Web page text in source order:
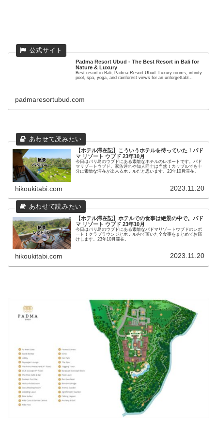
Padma Resort Ubud - The Best Resort in Bali for
Nature & Luxury
Best resort in Bali, Padma Resort Ubud. Luxury rooms, infinity
pool, spa, yoga, and rainforest views for an unforgettabl...
padmaresortubud.com
【ホテル滞在記】こういうホテルを待っていた！パド
マ リゾート ウブド 23年10月
今日はバリ島のウブドにある素敵なホテルのレポートです。パド
マリゾートウブド。家族連れや知人同士は当然！カップルでも十
分に素敵な滞在が出来るホテルだと思います。23年10月滞在。
hikoukitabi.com 2023.11.20
【ホテル滞在記】ホテルでの食事は絶景の中で。パド
マ リゾート ウブド 23年10月
今日はバリ島のウブドにある素敵なパドマリゾートウブドのレポ
ート！クラブラウンジとホテル内で頂いた全食事をまとめてお届
けします。23年10月滞在。
hikoukitabi.com 2023.11.20